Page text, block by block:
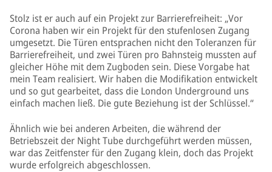
Stolz ist er auch auf ein Projekt zur Barrierefreiheit: „Vor
Corona haben wir ein Projekt für den stufenlosen Zugang
umgesetzt. Die Türen entsprachen nicht den Toleranzen für
Barrierefreiheit, und zwei Türen pro Bahnsteig mussten auf
gleicher Höhe mit dem Zugboden sein. Diese Vorgabe hat
mein Team realisiert. Wir haben die Modifikation entwickelt
und so gut gearbeitet, dass die London Underground uns
einfach machen ließ. Die gute Beziehung ist der Schlüssel.“
Ähnlich wie bei anderen Arbeiten, die während der
Betriebszeit der Night Tube durchgeführt werden müssen,
war das Zeitfenster für den Zugang klein, doch das Projekt
wurde erfolgreich abgeschlossen.